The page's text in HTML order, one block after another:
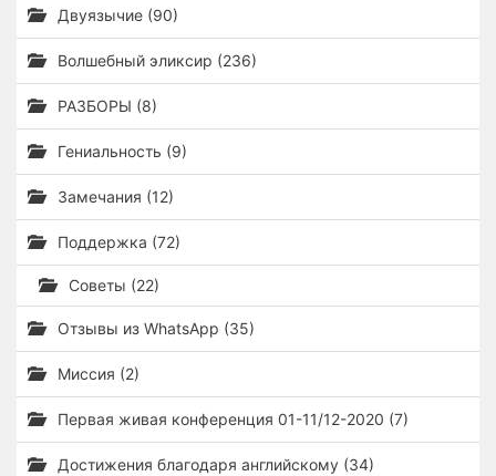
Двуязычие (90)
Волшебный эликсир (236)
РАЗБОРЫ (8)
Гениальность (9)
Замечания (12)
Поддержка (72)
Советы (22)
Отзывы из WhatsApp (35)
Миссия (2)
Первая живая конференция 01-11/12-2020 (7)
Достижения благодаря английскому (34)